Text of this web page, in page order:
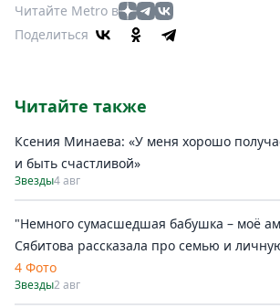
Читайте Metro в
Поделиться
Читайте также
Ксения Минаева: «У меня хорошо
и быть счастливой»
Звезды4 авг
"Немного сумасшедшая бабушка – моё
Сябитова рассказала про семью и
4 Фото
Звезды2 авг